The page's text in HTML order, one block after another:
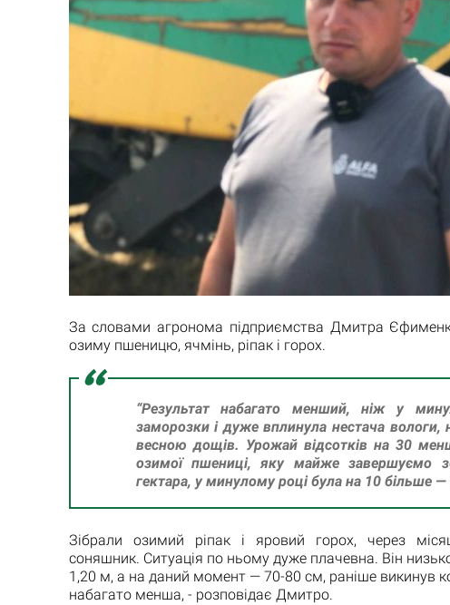
За словами агронома підприємства Дмитра
озиму пшеницю, ячмінь, ріпак і горох.
“Результат набагато менший, ніж у
заморозки і дуже вплинула нестача вологи,
весною дощів. Урожай відсотків на 30
озимої пшениці, яку майже завершуємо
гектара, у минулому році була на 10 більше —
Зібрали озимий ріпак і яровий горох, через
соняшник. Ситуація по ньому дуже плачевна. Він
1,20 м, а на даний момент — 70-80 см, раніше викинув
набагато менша, - розповідає Дмитро.